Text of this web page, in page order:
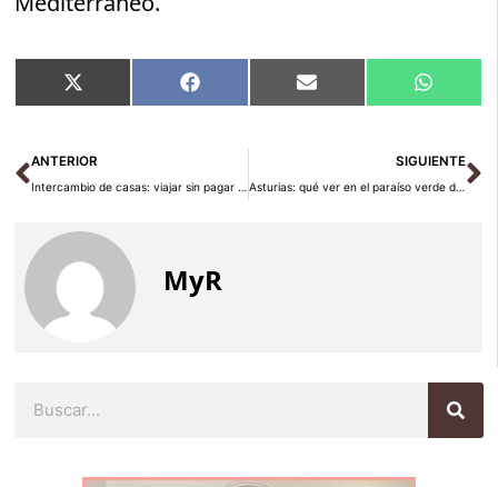
Compartir
en
X
(Twitter)
Compartir
en
Facebook Compartir
en
Email
en
Ant
ANTERIOR
Intercambio de casas: viajar sin pagar alojamiento en 2026
SIGUIENTE
Asturias: qué ver en el paraíso verde del norte
MyR